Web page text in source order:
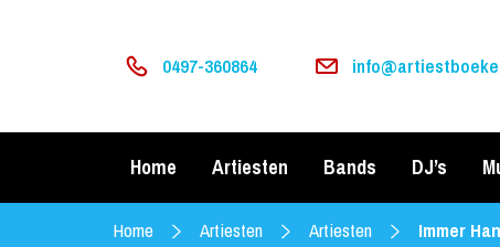
0497-360864
Home Artiesten Bands DJ’s
Home Artiesten Artiesten Immer